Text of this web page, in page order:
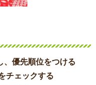
、優先順位をつける
チェックする